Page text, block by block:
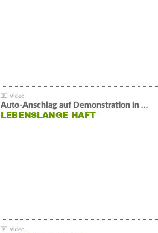
Auto-Anschlag auf Demonstration in München:
LEBENSLANGE HAFT